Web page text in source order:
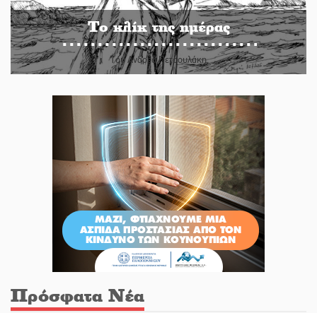
Το κλίκ της ημέρας
Του Ανδρέα Πετρουλάκη
Πρόσφατα Νέα